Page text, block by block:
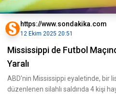
https://www.sondakika.com
12 Ekim 2025 20:51
Mississippi de Futbol
Yaralı
ABD'nin Mississippi eyaletinde, bir
düzenlenen silahlı saldırıda 4 kişi